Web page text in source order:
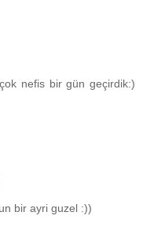
nefis bir gün geçirdik:)
bir ayri guzel :))